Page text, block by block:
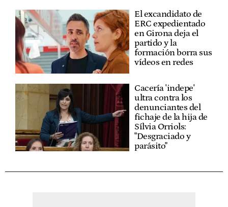
El excandidato de
ERC expedientado
en Girona deja el
partido y la
formación borra sus
vídeos en redes
Cacería 'indepe'
ultra contra los
denunciantes del
fichaje de la hija de
Sílvia Orriols:
"Desgraciado y
parásito"